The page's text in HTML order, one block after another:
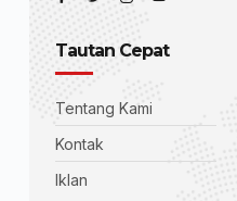
Tautan Cepat
Tentang Kami
Kontak
Iklan